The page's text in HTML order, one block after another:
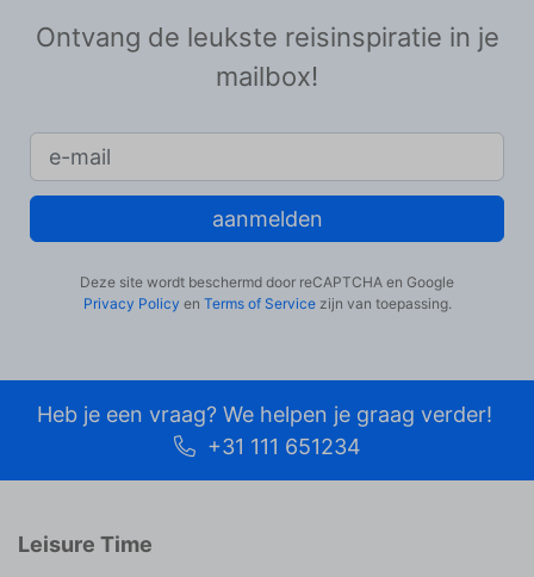
Ontvang de leukste reisinspiratie in je
mailbox!
aanmelden
Deze site wordt beschermd door reCAPTCHA en Google
Privacy Policy en Terms of Servicezijn van toepassing.
Heb je een vraag? We helpen je graag verder!
+31 111 651234
Leisure Time